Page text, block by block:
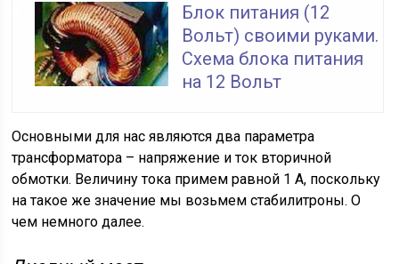
Блок питания (12
Вольт) своими руками.
Схема блока питания
на 12 Вольт
Основными для нас являются два параметра
трансформатора – напряжение и ток вторичной
обмотки. Величину тока примем равной 1 А, поскольку
на такое же значение мы возьмем стабилитроны. О
чем немного далее.